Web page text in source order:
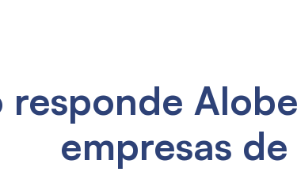
responde
empresas